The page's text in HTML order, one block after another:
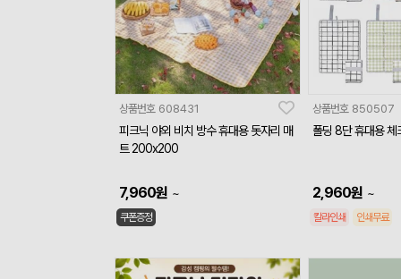
상품번호 608431
피크닉 야외 비치 방수 휴대용 돗자리 매
트 200x200
7,960원 ~
쿠폰증정
상품번호 850507
폴딩 8단 휴대용 체
2,960원 ~
칼라인쇄 인쇄무료